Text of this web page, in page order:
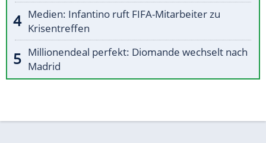
Medien: Infantino ruft FIFA-Mitarbeiter zu
Krisentreffen
Millionendeal perfekt: Diomande wechselt nach
Madrid